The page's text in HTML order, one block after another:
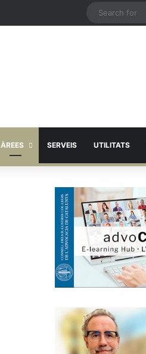
ÀREES SERVEIS UTILITATS